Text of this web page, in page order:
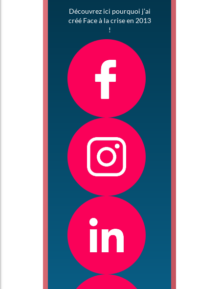
Découvrez ici pourquoi j’ai
créé Face à la crise en 2013
!